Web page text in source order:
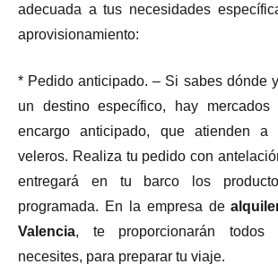
adecuada a tus necesidades
aprovisionamiento:
* Pedido anticipado. – Si sabes dónde
un destino específico, hay
encargo anticipado, que atienden
veleros. Realiza tu pedido con
entregará en tu barco los
programada. En la empresa de
Valencia, te proporcionarán
necesites, para preparar tu viaje.